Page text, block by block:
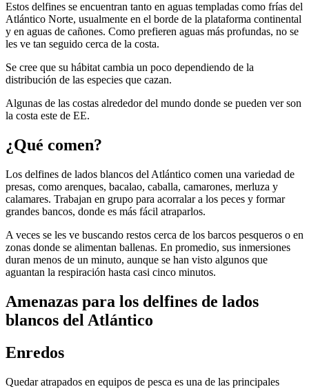
Estos delfines se encuentran tanto en aguas templadas como frías del
Atlántico Norte, usualmente en el borde de la plataforma continental
y en aguas de cañones. Como prefieren aguas más profundas, no se
les ve tan seguido cerca de la costa.
Se cree que su hábitat cambia un poco dependiendo de la
distribución de las especies que cazan.
Algunas de las costas alrededor del mundo donde se pueden ver son
la costa este de EE.
¿Qué comen?
Los delfines de lados blancos del Atlántico comen una variedad de
presas, como arenques, bacalao, caballa, camarones, merluza y
calamares. Trabajan en grupo para acorralar a los peces y formar
grandes bancos, donde es más fácil atraparlos.
A veces se les ve buscando restos cerca de los barcos pesqueros o en
zonas donde se alimentan ballenas. En promedio, sus inmersiones
duran menos de un minuto, aunque se han visto algunos que
aguantan la respiración hasta casi cinco minutos.
Amenazas para los delfines de lados
blancos del Atlántico
Enredos
Quedar atrapados en equipos de pesca es una de las principales